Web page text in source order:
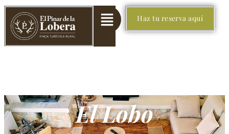
Haz tu reserva aquí
El Lobo